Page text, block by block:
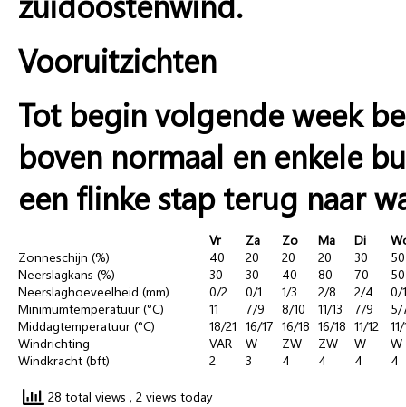
Vooruitzichten
Tot begin volgende week
boven normaal en enkele
een flinke stap terug naar
Vr Za Zo Ma Di
Zonneschijn (%)
40 20 20 20 30
50
Neerslagkans (%)
30 30 40 80 70
50
Neerslaghoeveelheid (mm)
0/2 0/1 1/3 2/8 2/4
0/1
Minimumtemperatuur (°C)
11 7/9 8/10 11/13 7/9
5/
Middagtemperatuur (°C)
18/21 16/17 16/18 16/18 11/12
Windrichting
VAR W ZW ZW W
W
Windkracht (bft)
2 3 4 4 4 4
28 total views , 2 views today